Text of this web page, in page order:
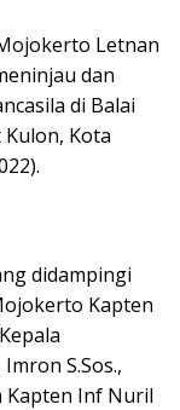
Letnan
dan
di Balai
Kota
didampingi
Kapten
S.Sos.,
Kapten Inf Nuril